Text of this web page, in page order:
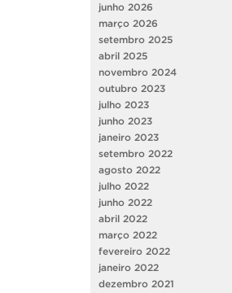
junho 2026
março 2026
setembro 2025
abril 2025
novembro 2024
outubro 2023
julho 2023
junho 2023
janeiro 2023
setembro 2022
agosto 2022
julho 2022
junho 2022
abril 2022
março 2022
fevereiro 2022
janeiro 2022
dezembro 2021